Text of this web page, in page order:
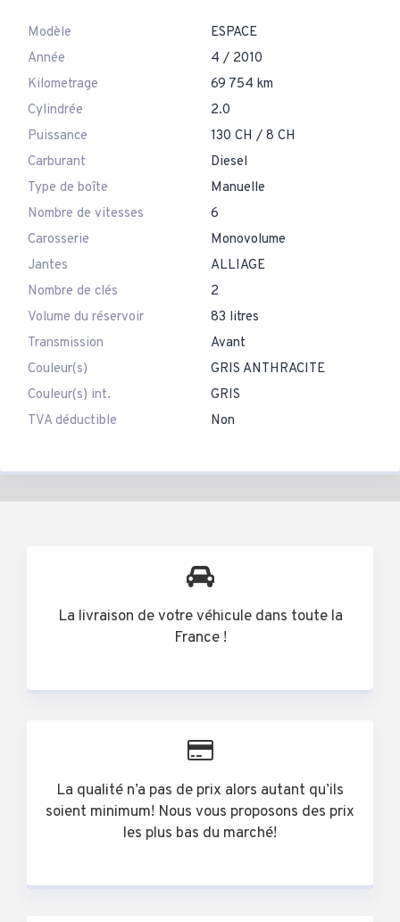
Modèle
ESPACE
Année
4 / 2010
Kilometrage
69 754 km
Cylindrée
2.0
Puissance
130 CH / 8 CH
Carburant
Diesel
Type de boîte
Manuelle
Nombre de vitesses
6
Carosserie
Monovolume
Jantes
ALLIAGE
Nombre de clés
2
Volume du réservoir
83 litres
Transmission
Avant
Couleur(s)
GRIS ANTHRACITE
Couleur(s) int.
GRIS
TVA déductible
Non
La livraison de votre véhicule dans toute la
France !
La qualité n’a pas de prix alors autant qu’ils
soient minimum! Nous vous proposons des prix
les plus bas du marché!